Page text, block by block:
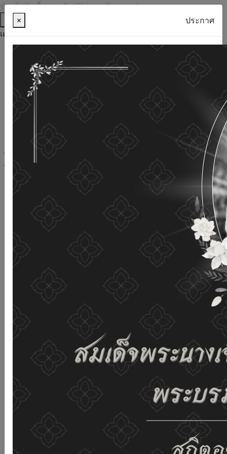
ข้ามไปยังเนื้อหาหลัก (Skip to Content)
ช่วยเหลือ
เครื่องมือการเข้าถึง
ภาษาไทย
ภาษาอังกฤษ
เพิ่มขนาดตัวอักษร
ลดขนาดตัวอักษร
ขนาดตัวอักษรปกติ
ความคมชัดสูง
ความคมชัดเชิงลบ
ความคมชัดปกติ
เปิดอ่านด้วยเสียง
ปิดอ่านด้วยเสียง
ผังเว็บไซต์
เว็บไซต์นี้ใช้คุกกี้ (Cookies)
กรมกิจการผู้สูงอายุ
ให้ความสำคัญต่อข้อมูลส่วนบุคคลของ
ท่าน เพื่อการพัฒนาและปรับปรุงเว็บไซต์ หากท่านใช้บริการ
เว็บไซต์นี้โดยไม่มีการปรับตั้งค่าใดๆ แสดงว่าท่านยินยอมที่จะ
รับคุกกี้บนเว็บไซต์ และนโยบายสิทธิส่วนบุคคลของเรา
ดูรายละเอียด ยอมรับทั้งหมด
02-659-6811 saraban@dop.mail.go.th
เปลี่ยนการแสดงผล
ก-ก
× ประกาศ